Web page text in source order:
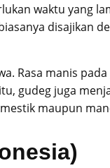
waktu yang
disajikan
Rasa manis
gudeg juga
maupun